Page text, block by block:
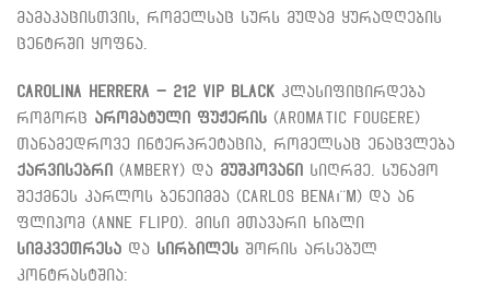
მამაკაცისთვის, რომელსაც სურს მუდამ ყურადღების
ცენტრში ყოფნა.
Carolina Herrera – 212 VIP Black კლასიფიცირდება
როგორც არომატული ფუჟერის ( Aromatic Fougere )
თანამედროვე ინტერპრეტაცია, რომელსაც ენაცვლება
ქარვისებრი
( Ambery ) და მუშკოვანი
სიღრმე. სუნამო
შექმნეს კარლოს ბენეიმმა ( Carlos Benaı¨m ) და ან
ფლიპომ ( Anne Flipo ). მისი მთავარი ხიბლი
სიმკვეთრესა და სირბილეს შორის არსებულ
კონტრასტშია: